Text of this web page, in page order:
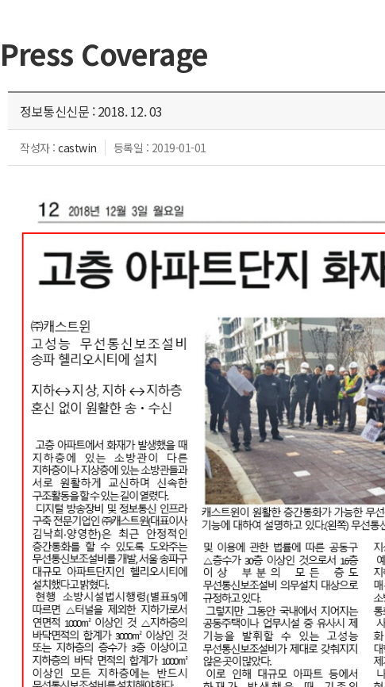
Press Coverage
정보통신신문 : 2018. 12. 03
작성자 : castwin 등록일 : 2019-01-01